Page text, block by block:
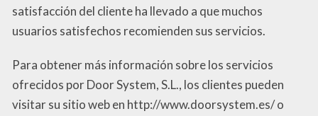
satisfacción del cliente ha llevado a que muchos
usuarios satisfechos recomienden sus servicios.
Para obtener más información sobre los servicios
ofrecidos por Door System, S.L., los clientes pueden
visitar su sitio web en http://www.doorsystem.es/ o